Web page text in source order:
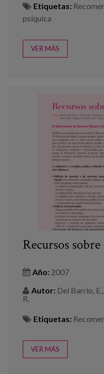
Etiquetas:
psíquica
VER MÁS
Recursos
Año: 2007
Autor: Del Barrio,
R.
Etiquetas:
VER MÁS